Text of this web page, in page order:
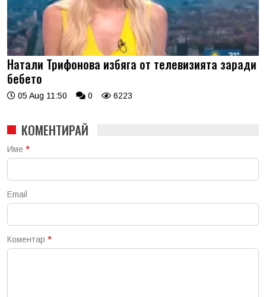
Натали Трифонова избяга от телевизията заради
бебето
05 Aug 11:50 0 6223
КОМЕНТИРАЙ
Име *
Email
Коментар *